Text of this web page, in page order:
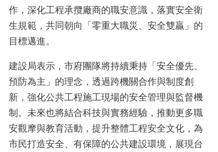
作，深化工程承攬廠商的職安意識，落實安全衛
生規範，共同朝向「零重大職災、安全雙贏」的
目標邁進。
建設局表示，市府團隊將持續秉持「安全優先、
預防為主」的理念，透過跨機關合作與制度創
新，強化公共工程施工現場的安全管理與監督機
制。未來也將結合科技與實務經驗，推動更多職
安觀摩與教育活動，提升整體工程安全文化，為
市民打造安全、有保障的公共建設環境，展現台